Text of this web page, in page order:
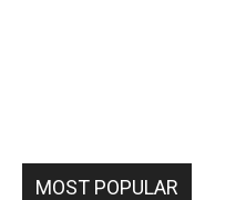
MOST POPULAR